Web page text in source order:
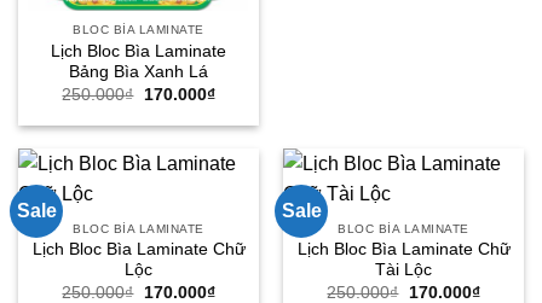
BLOC BÌA LAMINATE
Lịch Bloc Bìa Laminate
Bảng Bìa Xanh Lá
250.000₫
Giá
là:
170.000₫Giá
tại
170.000₫.
Sale
BLOC BÌA LAMINATE
Lịch Bloc Bìa Laminate Chữ
Lộc
250.000₫
Giá
170.000₫Giá
Sale
BLOC BÌA LAMINATE
Lịch Bloc Bìa Laminate Chữ
Tài Lộc
250.000₫
Giá
170.000₫Giá